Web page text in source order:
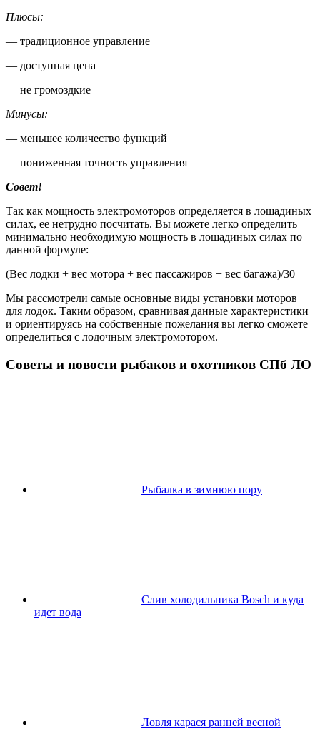
Плюсы:
— традиционное управление
— доступная цена
— не громоздкие
Минусы:
— меньшее количество функций
— пониженная точность управления
Совет!
Так как мощность электромоторов определяется в лошадиных
силах, ее нетрудно посчитать. Вы можете легко определить
минимально необходимую мощность в лошадиных силах по
данной формуле:
(Вес лодки + вес мотора + вес пассажиров + вес багажа)/30
Мы рассмотрели самые основные виды установки моторов
для лодок. Таким образом, сравнивая данные характеристики
и ориентируясь на собственные пожелания вы легко сможете
определиться с лодочным электромотором.
Советы и новости рыбаков и охотников СПб ЛО
Рыбалка в зимнюю пору
Слив холодильника Bosch и куда
идет вода
Ловля карася ранней весной